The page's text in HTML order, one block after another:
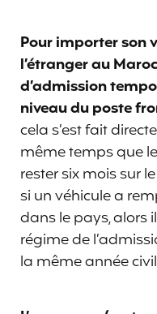
Pour importer son
l’étranger au
d’admission
niveau du poste
cela s’est fait
même temps que
rester six mois sur
si un véhicule a
dans le pays, alors
régime de
la même année